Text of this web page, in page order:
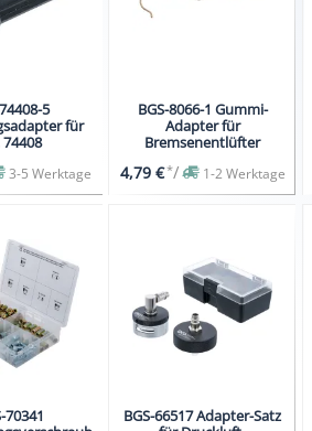
5
für
3-5 Werktage
BGS-8066-1 Gummi-
Adapter für
Bremsenentlüfter
4,79 €*/ 1-2 Werktage
70341
BGS-66517 Adapter-Satz